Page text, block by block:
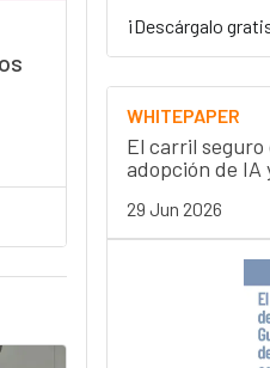
¡Descárgalo
WHITEPAPER
El carril seguro
adopción de IA
29 Jun 2026